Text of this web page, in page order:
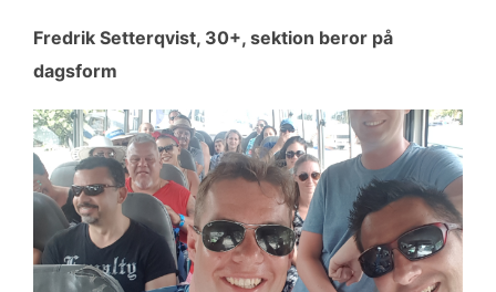
Fredrik Setterqvist, 30+, sektion beror på
dagsform